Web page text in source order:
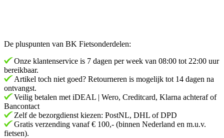
De pluspunten van BK Fietsonderdelen:
Onze klantenservice is 7 dagen per week van 08:00 tot 22:00 uur
bereikbaar.
Artikel toch niet goed? Retourneren is mogelijk tot 14 dagen na
ontvangst.
Veilig betalen met iDEAL | Wero, Creditcard, Klarna achteraf of
Bancontact
Zelf de bezorgdienst kiezen: PostNL, DHL of DPD
Gratis verzending vanaf € 100,- (binnen Nederland en m.u.v.
fietsen).